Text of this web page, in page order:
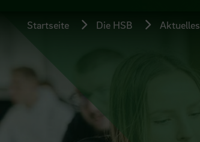
Startseite Die HSB Aktuelles